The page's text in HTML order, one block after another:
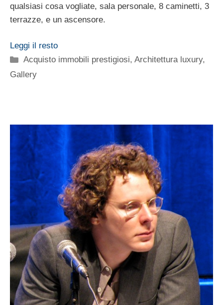
qualsiasi cosa vogliate, sala personale, 8 caminetti, 3
terrazze, e un ascensore.
Leggi il resto
Categorie
Acquisto immobili prestigiosi,Architettura luxury,
Gallery